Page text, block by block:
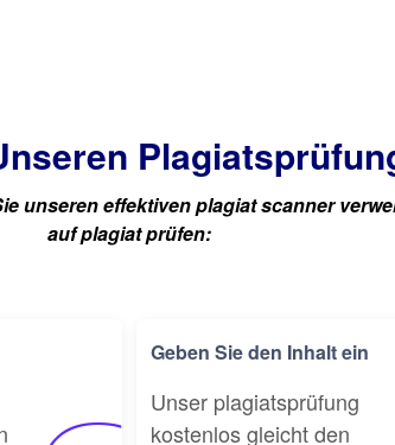
unseren effektiven plagiat scanner
auf plagiat prüfen:
Geben Sie den Inhalt ein
Unser plagiatsprüfung
kostenlos gleicht den